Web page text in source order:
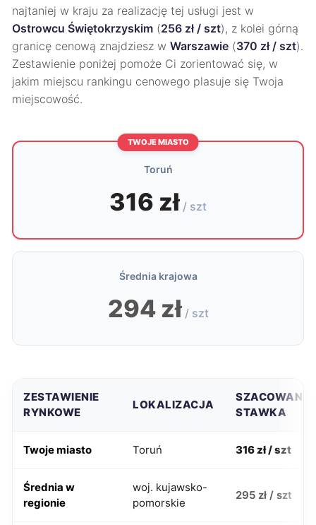
najtaniej w kraju za realizację tej usługi jest w
Ostrowcu Świętokrzyskim (256 zł / szt), z kolei górną
granicę cenową znajdziesz w Warszawie (370 zł / szt).
Zestawienie poniżej pomoże Ci zorientować się, w
jakim miejscu rankingu cenowego plasuje się Twoja
miejscowość.
TWOJE MIASTO
Toruń
316 zł / szt
Średnia krajowa
294 zł / szt
ZESTAWIENIE
RYNKOWE
LOKALIZACJA
SZACOWANA
STAWKA
Twoje miasto Toruń 316 zł / szt
Średnia w
regionie
woj. kujawsko-
pomorskie
295 zł / szt